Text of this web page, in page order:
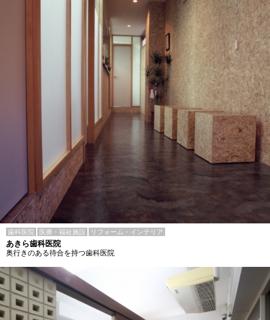
歯科医院 医療・福祉施設 リフォーム・インテリア
あきら歯科医院
奥行きのある待合を持つ歯科医院